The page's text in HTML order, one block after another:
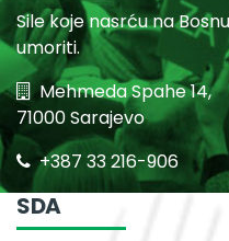
Sile koje nasrću na
umoriti.
Mehmeda Spahe 14,
71000 Sarajevo
+387 33 216-906
SDA